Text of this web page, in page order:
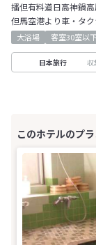
播但有料道日高神鍋
但馬空港より車・タ
大浴場 客室30室以
日本旅行 収